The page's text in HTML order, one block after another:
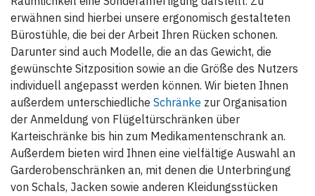
erwähnen sind hierbei unsere ergonomisch gestalteten
Bürostühle, die bei der Arbeit Ihren Rücken schonen.
Darunter sind auch Modelle, die an das Gewicht, die
gewünschte Sitzposition sowie an die Größe des Nutzers
individuell angepasst werden können. Wir bieten Ihnen
außerdem unterschiedliche Schränke zur Organisation
der Anmeldung von Flügeltürschränken über
Karteischränke bis hin zum Medikamentenschrank an.
Außerdem bieten wird Ihnen eine vielfältige Auswahl an
Garderobenschränken an, mit denen die Unterbringung
von Schals, Jacken sowie anderen Kleidungsstücken